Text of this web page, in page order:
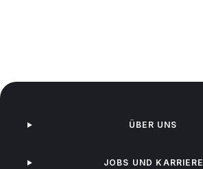
ÜBER UNS
JOBS UND KARRIERE